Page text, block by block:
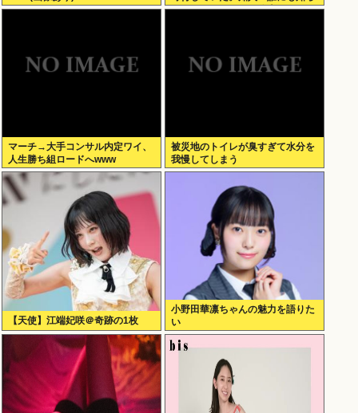
れなくてもいい、と公表してな
マーチ→大手コンサル内定ワイ、
人生勝ち組ロードへwww
被災地のトイレが臭すぎて水分を
我慢してしまう
【天使】江端妃咲＠奇跡の1枚
小野田華凛ちゃんの魅力を語りた
い